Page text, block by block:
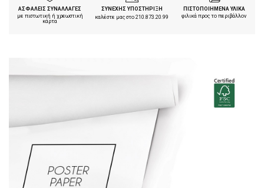
ΑΣΦΑΛΕΙΣ ΣΥΝΑΛΛΑΓΕΣ
με πιστωτική ή χρεωστική
κάρτα
ΣΥΝΕΧΗΣ ΥΠΟΣΤΗΡΙΞΗ
καλέστε μας στο210.873.20.99
ΠΙΣΤΟΠΟΙΗΜΕΝΑ ΥΛΙΚΑ
φιλικά προς το περιβάλλον